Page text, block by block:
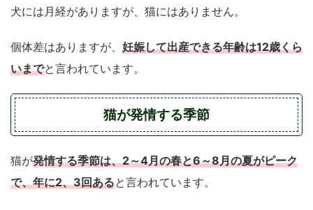
犬には月経がありますが、猫にはありません。
個体差はありますが、 妊娠して出産できる年齢は12歳くら
いまでと言われています。
猫が発情する季節
猫が発情する季節は、2～4月の春と6～8月の夏がピーク
で、年に2、3回あると言われています。